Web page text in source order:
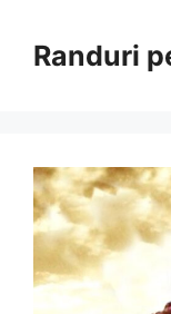
conținutRanduri